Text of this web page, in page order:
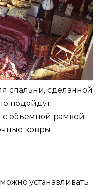
спальни, сделанной
подойдут
с объемной рамкой
ковры
устанавливать